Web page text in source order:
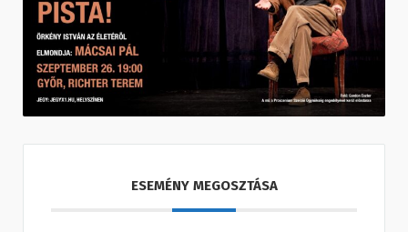
ESEMÉNY MEGOSZTÁSA